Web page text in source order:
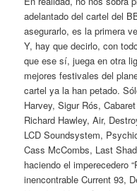
adelantado del cartel del
asegurarlo, es la primera
Y, hay que decirlo, con
que ese sí, juega en otra
mejores festivales del
cartel ya la han petado.
Harvey, Sigur Rós,
Richard Hawley, Air,
LCD Soundsystem,
Cass McCombs, Last
haciendo el imperecedero
inencontrable Current 93,